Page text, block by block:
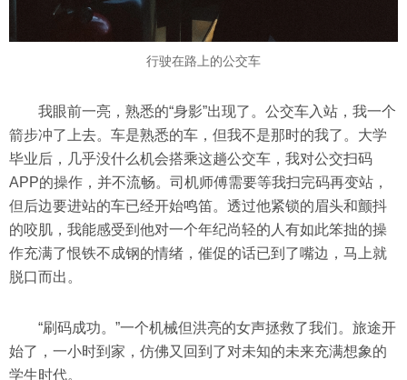
行驶在路上的公交车
我眼前一亮，熟悉的“身影”出现了。公交车入站，我一个
箭步冲了上去。车是熟悉的车，但我不是那时的我了。大学
毕业后，几乎没什么机会搭乘这趟公交车，我对公交扫码
APP的操作，并不流畅。司机师傅需要等我扫完码再变站，
但后边要进站的车已经开始鸣笛。透过他紧锁的眉头和颤抖
的咬肌，我能感受到他对一个年纪尚轻的人有如此笨拙的操
作充满了恨铁不成钢的情绪，催促的话已到了嘴边，马上就
脱口而出。
“刷码成功。”一个机械但洪亮的女声拯救了我们。旅途开
始了，一小时到家，仿佛又回到了对未知的未来充满想象的
学生时代。